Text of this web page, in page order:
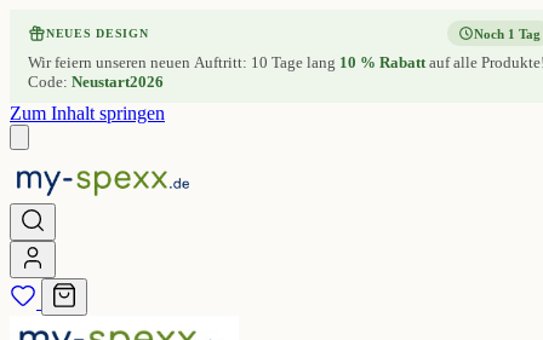
NEUES DESIGN
Wir feiern unseren neuen Auftritt: 10 Tage lang 10 % Rabattauf alle
Code: Neustart2026
Noch 1 Tag
Zum Inhalt springen